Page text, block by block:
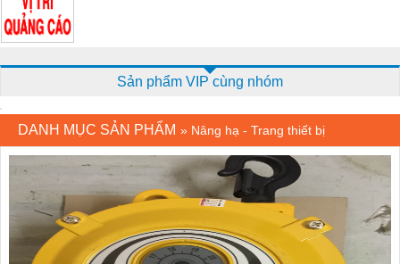
Sản phẩm VIP cùng nhóm
DANH MỤC SẢN PHẨM » Nâng hạ - Trang thiết bị